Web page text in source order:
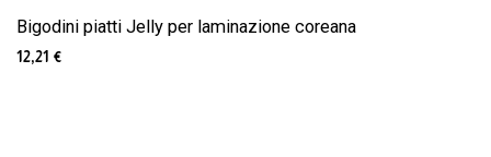
Bigodini piatti Jelly per laminazione coreana
12,21 €